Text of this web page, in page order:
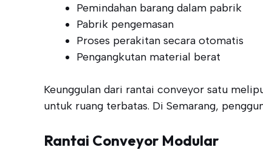
Pemindahan barang dalam pabrik
Pabrik pengemasan
Proses perakitan secara otomatis
Pengangkutan material berat
Keunggulan dari rantai conveyor satu
untuk ruang terbatas. Di Semarang,
Rantai Conveyor Modular